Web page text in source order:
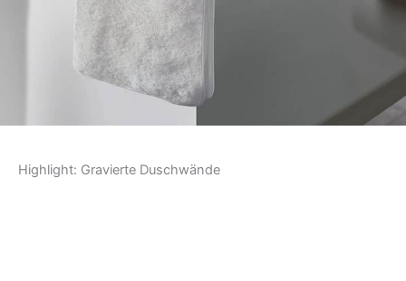
Highlight: Gravierte Duschwände